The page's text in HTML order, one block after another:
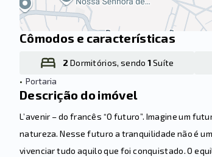
Cômodos e características
2 Dormitórios, sendo1Suíte
• Portaria
Descrição do imóvel
L’avenir – do francês “O futuro”. Imagine um
natureza. Nesse futuro a tranquilidade não é
vivenciar tudo aquilo que foi conquistado. O